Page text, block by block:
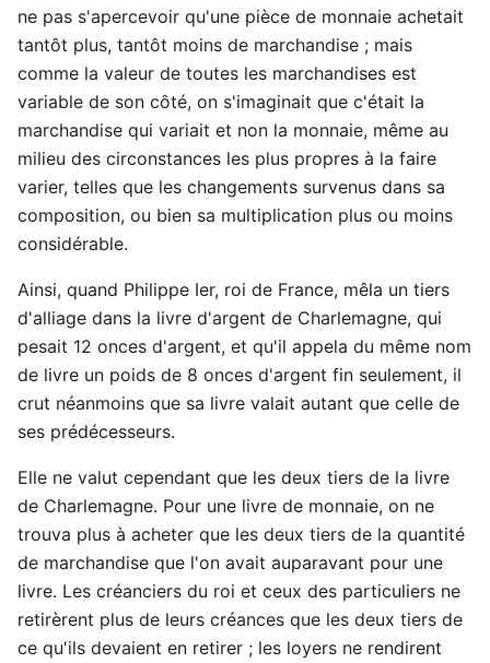
ne pas s'apercevoir qu'une pièce de monnaie achetait
tantôt plus, tantôt moins de marchandise ; mais
comme la valeur de toutes les marchandises est
variable de son côté, on s'imaginait que c'était la
marchandise qui variait et non la monnaie, même au
milieu des circonstances les plus propres à la faire
varier, telles que les changements survenus dans sa
composition, ou bien sa multiplication plus ou moins
considérable.
Ainsi, quand Philippe Ier, roi de France, mêla un tiers
d'alliage dans la livre d'argent de Charlemagne, qui
pesait 12 onces d'argent, et qu'il appela du même nom
de livre un poids de 8 onces d'argent fin seulement, il
crut néanmoins que sa livre valait autant que celle de
ses prédécesseurs.
Elle ne valut cependant que les deux tiers de la livre
de Charlemagne. Pour une livre de monnaie, on ne
trouva plus à acheter que les deux tiers de la quantité
de marchandise que l'on avait auparavant pour une
livre. Les créanciers du roi et ceux des particuliers ne
retirèrent plus de leurs créances que les deux tiers de
ce qu'ils devaient en retirer ; les loyers ne rendirent